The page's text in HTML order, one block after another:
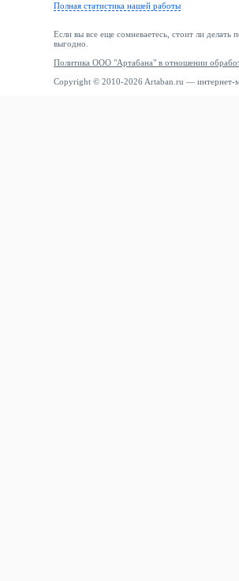
Полная статистика нашей работы
Если вы все еще сомневаетесь, стоит ли делать
выгодно.
Политика ООО "Артабана" в отношении
Copyright © 2010-2026 Artaban.ru — интернет-